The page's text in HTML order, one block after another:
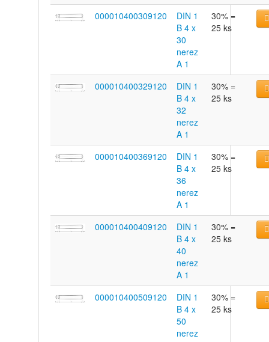
000010400309120
DIN 1
B 4 x
30
nerez
A 1
30% =
25 ks
000010400329120
DIN 1
B 4 x
32
nerez
A 1
30% =
25 ks
000010400369120
DIN 1
B 4 x
36
nerez
A 1
30% =
25 ks
000010400409120
DIN 1
B 4 x
40
nerez
A 1
30% =
25 ks
000010400509120
DIN 1
B 4 x
50
nerez
30% =
25 ks